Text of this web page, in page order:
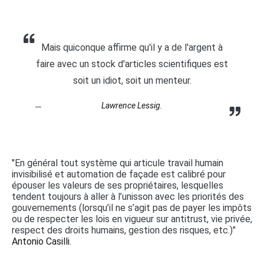
Mais quiconque affirme qu'il y a de l'argent à
faire avec un stock d'articles scientifiques est
soit un idiot, soit un menteur.
Lawrence Lessig.
"En général tout système qui articule travail humain
invisibilisé et automation de façade est calibré pour
épouser les valeurs de ses propriétaires, lesquelles
tendent toujours à aller à l’unisson avec les priorités des
gouvernements (lorsqu’il ne s’agit pas de payer les impôts
ou de respecter les lois en vigueur sur antitrust, vie privée,
respect des droits humains, gestion des risques, etc.)"
Antonio Casilli.